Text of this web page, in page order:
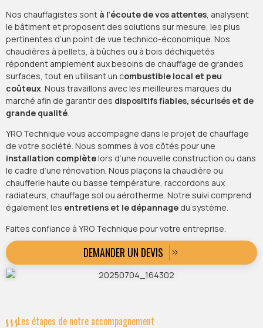
Nos chauffagistes sont à l’écoute de vos attentes, analysent
le bâtiment et proposent des solutions sur mesure, les plus
pertinentes d’un point de vue technico-économique. Nos
chaudières à pellets, à bûches ou à bois déchiquetés
répondent amplement aux besoins de chauffage de grandes
surfaces, tout en utilisant un combustible local et peu
coûteux. Nous travaillons avec les meilleures marques du
marché afin de garantir des dispositifs fiables, sécurisés et de
grande qualité.
YRO Technique vous accompagne dans le projet de chauffage
de votre société. Nous sommes à vos côtés pour une
installation complètelors d’une nouvelle construction ou dans
le cadre d’une rénovation. Nous plaçons la chaudière ou
chaufferie haute ou basse température, raccordons aux
radiateurs, chauffage sol ou aérotherme. Notre suivi comprend
également les entretiens et le dépannage du système.
Faites confiance à YRO Technique pour votre entreprise.
DEMANDER UN DEVIS
Les étapes de notre accompagnement